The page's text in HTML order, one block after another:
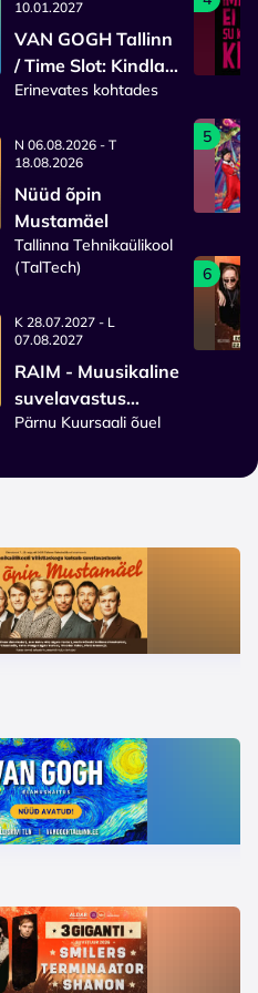
10.01.2027
VAN GOGH Tallinn
/ Time Slot: Kindla
sisenemisajaga
Erinevates kohtades
N 06.08.2026 - T
18.08.2026
Nüüd õpin
Mustamäel
Tallinna Tehnikaülikool
(TalTech)
K 28.07.2027 - L
07.08.2027
RAIM - Muusikaline
suvelavastus
Raimond Valgrest
Pärnu Kuursaali õuel
5
6